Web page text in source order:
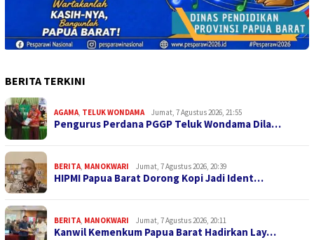
BERITA TERKINI
AGAMA, TELUK WONDAMA Jumat, 7 Agustus 2026, 21:55
Pengurus Perdana PGGP Teluk Wondama Dila…
BERITA, MANOKWARI Jumat, 7 Agustus 2026, 20:39
HIPMI Papua Barat Dorong Kopi Jadi Ident…
BERITA, MANOKWARI Jumat, 7 Agustus 2026, 20:11
Kanwil Kemenkum Papua Barat Hadirkan Lay…